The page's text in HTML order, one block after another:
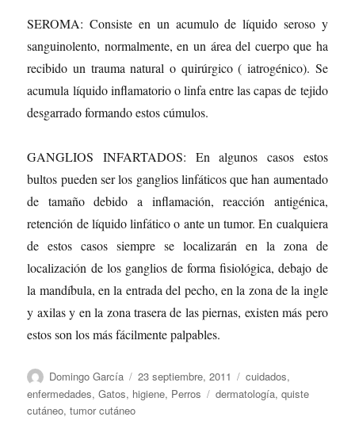
SEROMA: Consiste en un acumulo de líquido seroso y
sanguinolento, normalmente, en un área del cuerpo que ha
recibido un trauma natural o quirúrgico ( iatrogénico). Se
acumula líquido inflamatorio o linfa entre las capas de tejido
desgarrado formando estos cúmulos.
GANGLIOS INFARTADOS: En algunos casos estos
bultos pueden ser los ganglios linfáticos que han aumentado
de tamaño debido a inflamación, reacción antigénica,
retención de líquido linfático o ante un tumor. En cualquiera
de estos casos siempre se localizarán en la zona de
localización de los ganglios de forma fisiológica, debajo de
la mandíbula, en la entrada del pecho, en la zona de la ingle
y axilas y en la zona trasera de las piernas, existen más pero
estos son los más fácilmente palpables.
Autor
Domingo García
Publicado
el
23 septiembre, 2011 Categorías
cuidados,
enfermedades,Gatos, higiene, Perros Etiquetas
dermatología,quiste
cutáneo,tumor cutáneo